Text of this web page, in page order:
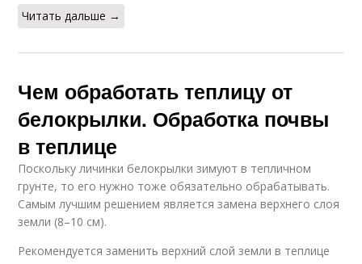
Читать дальше →
Чем обработать теплицу от
белокрылки. Обработка почвы
в теплице
Поскольку личинки белокрылки зимуют в тепличном
грунте, то его нужно тоже обязательно обрабатывать.
Самым лучшим решением является замена верхнего слоя
земли (8–10 см).
Рекомендуется заменить верхний слой земли в теплице